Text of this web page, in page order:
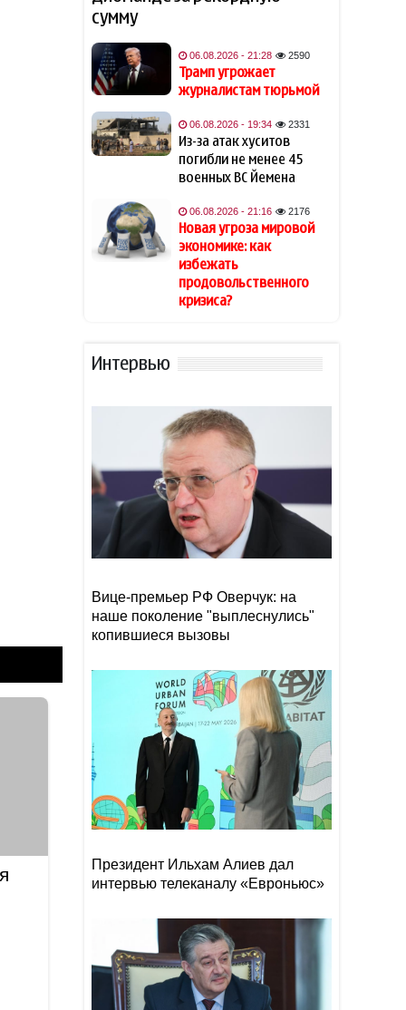
19:48
могу спать по ночам»
19:40
Кинолог развеял миф о
собачьей обиде на хозяина
19:34
В Индии тигр убил 55-летнего
19:28
Алтай Байындыр продолжит
карьеру в Ла Лиге
В Шамкире за рулем умер 58-
летний водитель
БАДах
Прибыль Агентства DOST
сократилась на 40%
Эрдоган: Мекканское
соглашение о коллективной
обороне открыто для новых
участников
сумму
06.08.2026 - 21:28 2590
Трамп угрожает
журналистам тюрьмой
06.08.2026 - 19:34 2331
Из-за атак хуситов
погибли не менее 45
военных ВС Йемена
06.08.2026 - 21:16 2176
Новая угроза мировой
экономике: как
избежать
продовольственного
кризиса?
Интервью
Вице-премьер РФ Оверчук: на
наше поколение "выплеснулись"
копившиеся вызовы
Президент Ильхам Алиев дал
интервью телеканалу «Евроньюс»